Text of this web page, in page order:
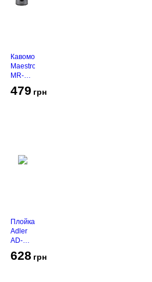
Кавомолка
Maestro
MR-
Grey
479 грн
Плойка
Adler
AD-
628 грн